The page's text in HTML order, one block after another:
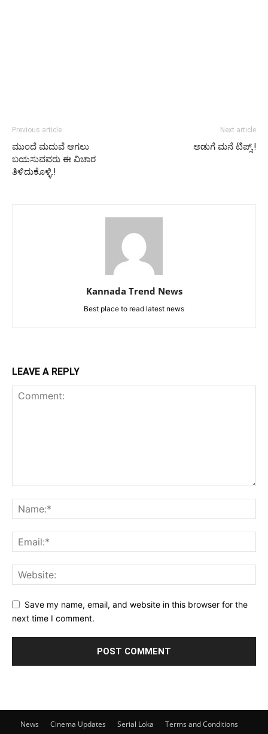
Previous article
ಮುಂದೆ ಮದುವೆ ಆಗಲು
ಬಯಸುವವರು ಈ ವಿಚಾರ
ತಿಳಿದುಕೊಳ್ಳಿ.!
Next article
ಅಡುಗೆ ಮನೆ ಟಿಪ್ಸ್.!
Kannada Trend News
Best place to read latest news
LEAVE A REPLY
Save my name, email, and website in this browser for the
next time I comment.
News Cinema Updates Serial Loka
Terms and Conditions